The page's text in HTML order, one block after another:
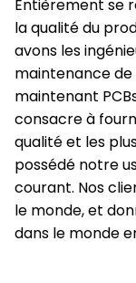
Entièrement se
la qualité du
avons les
maintenance
maintenant
consacre à
qualité et les
possédé notre
courant. Nos
le monde, et
dans le monde